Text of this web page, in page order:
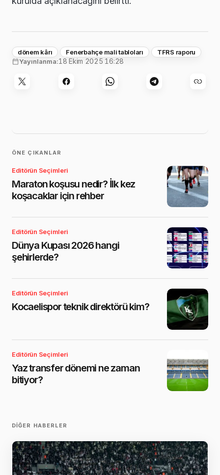
dönem kârı Fenerbahçe mali tabloları
TFRS raporu
Yayınlanma:18 Ekim 2025 16:28
ÖNE ÇIKANLAR
Editörün Seçimleri
Maraton koşusu nedir? İlk kez
koşacaklar için rehber
Editörün Seçimleri
Dünya Kupası 2026 hangi
şehirlerde?
Editörün Seçimleri
Kocaelispor teknik direktörü kim?
Editörün Seçimleri
Yaz transfer dönemi ne zaman
bitiyor?
DIĞER HABERLER